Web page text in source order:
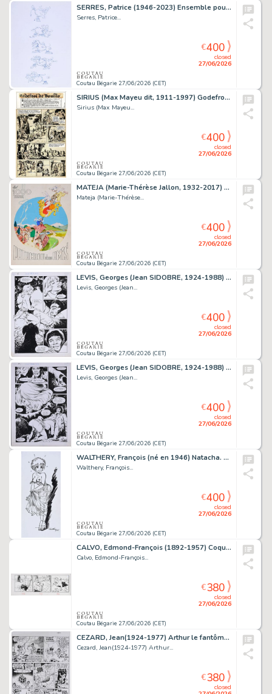
SERRES, Patrice (1946-2023) Ensemble pour un projet...
Serres, Patrice...
Coutau Bégarie 27/06/2026 (CET)
closed
27/06/2026
€400
SIRIUS (Max Mayeu dit, 1911-1997) Godefroid de Bouillon,...
Sirius (Max Mayeu...
Coutau Bégarie 27/06/2026 (CET)
closed
27/06/2026
€400
MATEJA (Marie-Thérèse Jallon, 1932-2017) Un rare ensemble...
Mateja (Marie-Thérèse...
Coutau Bégarie 27/06/2026 (CET)
closed
27/06/2026
€400
LEVIS, Georges (Jean SIDOBRE, 1924-1988) Liz&Beth,...
Levis, Georges (Jean...
Coutau Bégarie 27/06/2026 (CET)
closed
27/06/2026
€400
LEVIS, Georges (Jean SIDOBRE, 1924-1988) Liz&Beth,...
Levis, Georges (Jean...
Coutau Bégarie 27/06/2026 (CET)
closed
27/06/2026
€400
WALTHERY, François (né en 1946) Natacha. Encre de Chine...
Walthery, François...
Coutau Bégarie 27/06/2026 (CET)
closed
27/06/2026
€400
CALVO, Edmond-François (1892-1957) Coquin le petit...
Calvo, Edmond-François...
Coutau Bégarie 27/06/2026 (CET)
closed
27/06/2026
€380
CEZARD, Jean(1924-1977) Arthur le fantôme, Arthur le...
Cezard, Jean(1924-1977) Arthur...
closed
€380